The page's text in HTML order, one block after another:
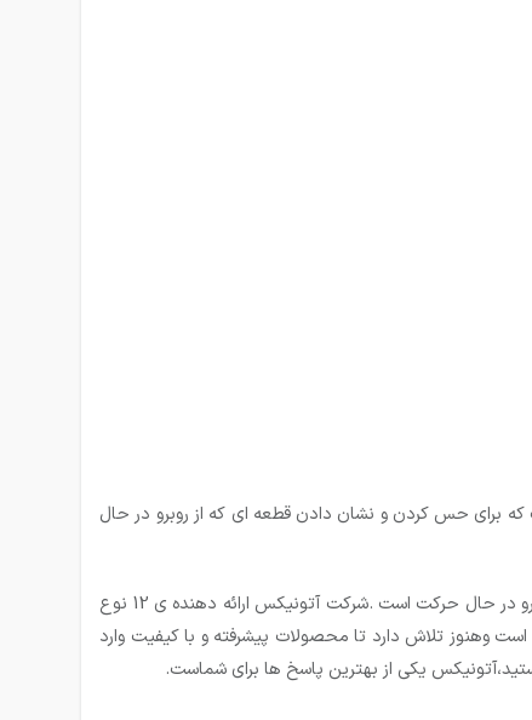
برای حس کردن و نشان دادن قطعه ای که از روبرو در حال
یک میدان الکترومغناطیسی ایجاد میکند.این معمولا،راحت ترین فناوری برای به کار گیری هدف فلزی است که در فاصله ی یک یا دو اینچ از روبرو در حال حرکت است .شرکت آتونیکس ارائه دهنده ی 12 نوع
است وهنوز تلاش دارد تا محصولات پیشرفته و با کیفیت وارد
یکی از بهترین پاسخ ها برای شماست.